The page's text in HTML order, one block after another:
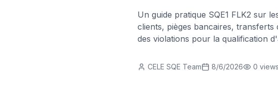
Un guide pratique SQE1 FLK2 sur
clients, pièges bancaires,
des violations pour la qualification
CELE SQE Team 8/6/2026 0 views